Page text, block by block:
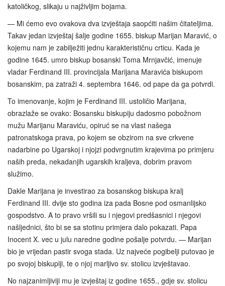
katoličkog, slikaju u najživljim bojama.
— Mi ćemo evo ovakova dva izvještaja saopćiti našim čitateljima.
Takav jedan izvještaj šalje godine 1655. biskup Marijan Maravić, o
kojemu nam je zabilježiti jednu karakterističnu crticu. Kada je
godine 1645. umro biskup bosanski Toma Mrnjavčić, imenuje
vladar Ferdinand III. provincijala Marijana Maravića biskupom
bosanskim, pa zatraži 4. septembra 1646. od pape da ga potvrdi.
To imenovanje, kojim je Ferdinand III. ustoličio Marijana,
obrazlaže se ovako: Bosansku biskupiju dadosmo pobožnom
mužu Marijanu Maraviću, opiruć se na vlast našega
patronatskoga prava, po kojem se obzirom na sve crkvene
nadarbine po Ugarskoj i njojzi podvrgnutim krajevima po primjeru
naših preda, nekadanjih ugarskih kraljeva, dobrim pravom
služimo.
Dakle Marijana je investirao za bosanskog biskupa kralj
Ferdinand III. dvije sto godina iza pada Bosne pod osmanlijsko
gospodstvo. A to pravo vršili su i njegovi predšasnici i njegovi
našljednici, što bi se sa stotinu primjera dalo pokazati. Papa
Inocent X. vec u julu naredne godine pošalje potvrdu. — Marijan
bio je vrijedan pastir svoga stada. Uz najveće pogibelji putovao je
po svojoj biskupiji, te o njoj marljivo sv. stolicu izvještavao.
No najzanimljiviji mu je izvještaj iz godine 1655., gdje sv. stolicu